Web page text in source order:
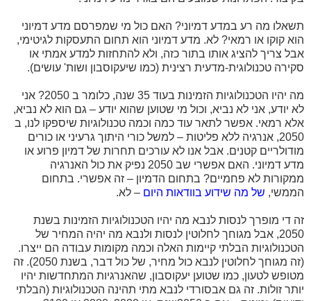
תשאלו מה רע במדע דמיוני? האם כול מי שמפרסם מדע דמיוני
הוא קוקו או רמאי? לא. מדע דמיוני הוא תחום התעסקות לגיטימי,
אבל צריך להציג אותו בתור כזה, ולא להתחזות למדע אמתי או
סקירה טכנולוגית-מדעית רצינית (כמו שיעקוסבון ושות' עושים).
מה יהיו הטכנולוגיות הזמינות בעוד 35 שנה, כלומר ב 2050? אני
לא יודע, אני לא נביא, וכול מי שטוען שהוא יודע – גם הוא לא נביא,
אלא רמאי. אפשר לתאר עוד כמה וכמה טכנולוגיות שיספקו לנו, ב
2050, אנרגיה ללא פליטות – למשל כורי היתוך גרעיני או כורים
מודולריים קטנים. אבל אנו לא עורכים תחרות של דמיון פרוע או
מדע דמיוני. האם אפשרי שב 2050 נפיק את כול האנרגיה
ממקורות לא פחמיים? בתחום הדמיון – זה אפשרי. בתחום
הממשי, של מה שידוע בוודאות היום – לא.
זה די מופרך לנסות לנבא מה יהיו הטכנולוגיות הזמינות בשנת
2050, אבל מגוחך לחלוטין לנסות ולנבא מה יהיה המחיר של
הטכנולוגיות הבלתי קיימות האלה וכמה מקומות עבודה הם ייצרו.
(זה מגוחך לחלוטין לנבא כול מחיר, של כול דבר, בשנת 2050). זה
מטופש לטעון, כמו שטוען יעקוסבון, שהאנרגיות המתחדשות יהיו
יותר זולות. זה גם אבסורדי לנבא מתי תהינה הטכנולוגיות (הבלתי